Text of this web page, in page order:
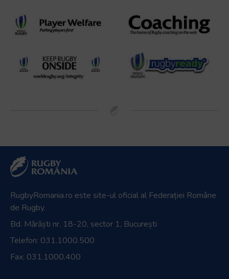
RugbyRomania.ro este site-ul oficial al Federației Române
de Rugby.
Bd. Mărăști nr. 18-20, sector 1, București
Telefon: 031.1000.500
Fax: 031.1000.400